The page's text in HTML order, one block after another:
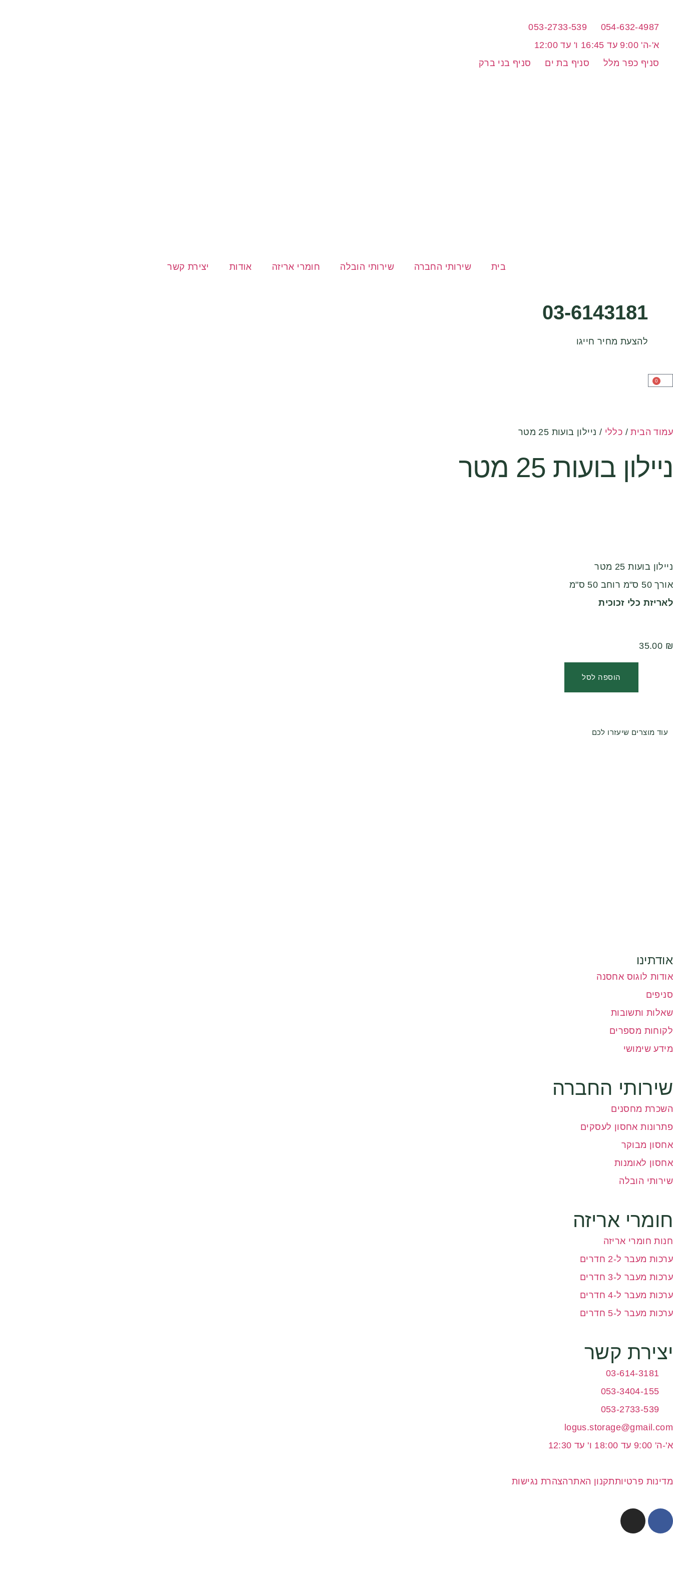
054-632-4987
053-2733-539
א'-ה' 9:00 עד 16:45 ו' עד 12:00
סניף כפר מלל
סניף בת ים סניף בני ברק
בית שירותי החברה שירותי הובלה חומרי אריזה אודות יצירת קשר
03-6143181
להצעת מחיר חייגו
0
עמוד הבית/ כללי / ניילון בועות 25 מטר
ניילון בועות 25 מטר
ניילון בועות 25 מטר
אורך 50 ס"מ רוחב 50 ס"מ
לאריזת כלי זכוכית
35.00 ₪
הוספה לסל
עוד מוצרים שיעזרו לכם
אודתינו
אודות לוגוס אחסנה
סניפים
שאלות ותשובות
לקוחות מספרים
מידע שימושי
שירותי החברה
השכרת מחסנים
פתרונות אחסון לעסקים
אחסון מבוקר
אחסון לאומנות
שירותי הובלה
חומרי אריזה
חנות חומרי אריזה
ערכות מעבר ל-2 חדרים
ערכות מעבר ל-3 חדרים
ערכות מעבר ל-4 חדרים
ערכות מעבר ל-5 חדרים
יצירת קשר
03-614-3181
053-3404-155
053-2733-539
logus.storage@gmail.com
א'-ה' 9:00 עד 18:00 ו' עד 12:30
מדינות פרטיותתקנון האתרהצהרת נגישות